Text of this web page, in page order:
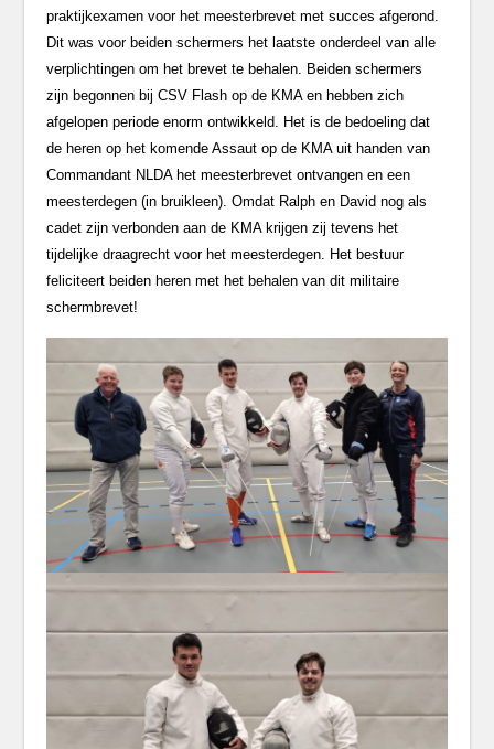
praktijkexamen voor het meesterbrevet met succes afgerond.
Dit was voor beiden schermers het laatste onderdeel van alle
verplichtingen om het brevet te behalen. Beiden schermers
zijn begonnen bij CSV Flash op de KMA en hebben zich
afgelopen periode enorm ontwikkeld. Het is de bedoeling dat
de heren op het komende Assaut op de KMA uit handen van
Commandant NLDA het meesterbrevet ontvangen en een
meesterdegen (in bruikleen). Omdat Ralph en David nog als
cadet zijn verbonden aan de KMA krijgen zij tevens het
tijdelijke draagrecht voor het meesterdegen. Het bestuur
feliciteert beiden heren met het behalen van dit militaire
schermbrevet!